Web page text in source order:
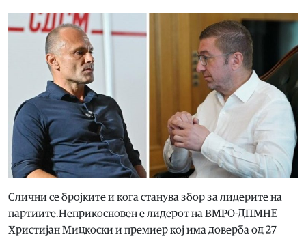
Слични се бројките и кога станува збор за лидерите на
партиите.Неприкосновен е лидерот на ВМРО-ДПМНЕ
Христијан Мицкоски и премиер кој има доверба од 27